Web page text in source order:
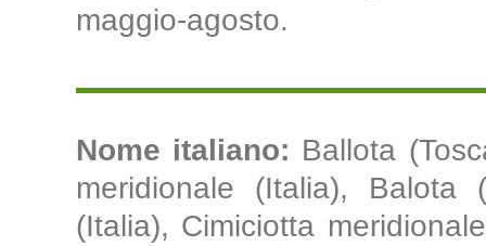
maggio-agosto.
Nome italiano: Ballota
meridionale (Italia), Balota
(Italia), Cimiciotta